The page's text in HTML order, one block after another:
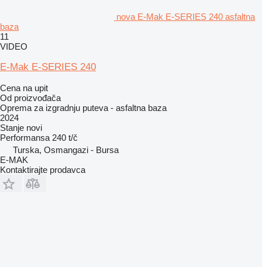
nova E-Mak E-SERIES 240 asfaltna
baza
11
VIDEO
E-Mak E-SERIES 240
Cena na upit
Od proizvođača
Oprema za izgradnju puteva - asfaltna baza
2024
Stanje novi
Performansa 240 t/č
Turska, Osmangazi - Bursa
E-MAK
Kontaktirajte prodavca